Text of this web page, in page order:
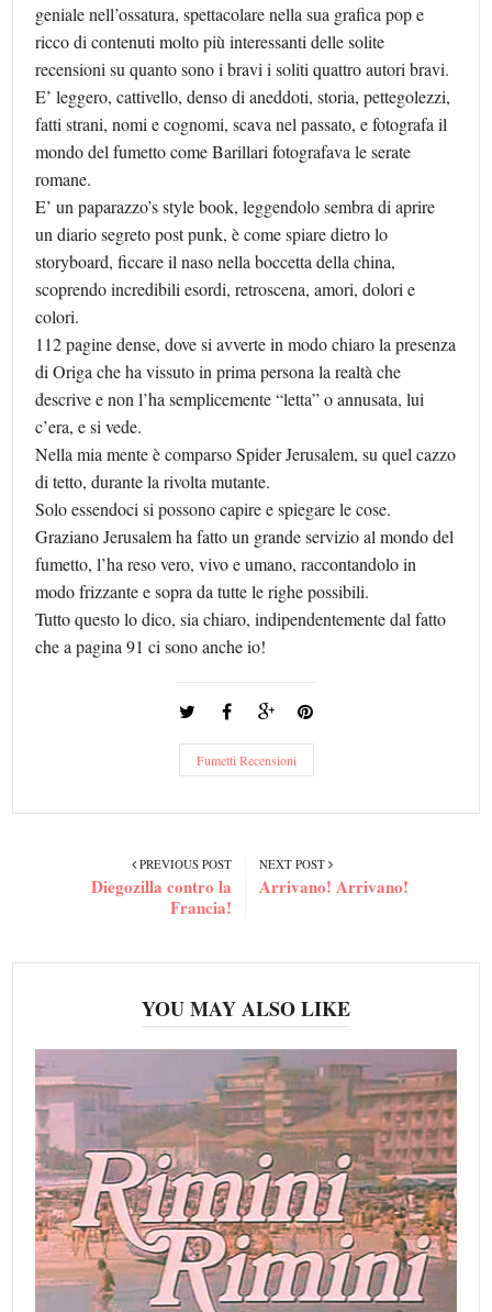
geniale nell’ossatura, spettacolare nella sua grafica pop e
ricco di contenuti molto più interessanti delle solite
recensioni su quanto sono i bravi i soliti quattro autori bravi.
E’ leggero, cattivello, denso di aneddoti, storia, pettegolezzi,
fatti strani, nomi e cognomi, scava nel passato, e fotografa il
mondo del fumetto come Barillari fotografava le serate
romane.
E’ un paparazzo’s style book, leggendolo sembra di aprire
un diario segreto post punk, è come spiare dietro lo
storyboard, ficcare il naso nella boccetta della china,
scoprendo incredibili esordi, retroscena, amori, dolori e
colori.
112 pagine dense, dove si avverte in modo chiaro la presenza
di Origa che ha vissuto in prima persona la realtà che
descrive e non l’ha semplicemente “letta” o annusata, lui
c’era, e si vede.
Nella mia mente è comparso Spider Jerusalem, su quel cazzo
di tetto, durante la rivolta mutante.
Solo essendoci si possono capire e spiegare le cose.
Graziano Jerusalem ha fatto un grande servizio al mondo del
fumetto, l’ha reso vero, vivo e umano, raccontandolo in
modo frizzante e sopra da tutte le righe possibili.
Tutto questo lo dico, sia chiaro, indipendentemente dal fatto
che a pagina 91 ci sono anche io!
Fumetti Recensioni
NEXT POST
Arrivano! Arrivano!
PREVIOUS POST
Diegozilla contro la
Francia!
YOU MAY ALSO LIKE